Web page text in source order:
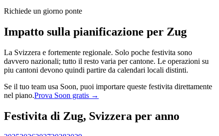
Richiede un giorno ponte
Impatto sulla pianificazione per Zug
La Svizzera e fortemente regionale. Solo poche festivita sono
davvero nazionali; tutto il resto varia per cantone. Le operazioni su
piu cantoni devono quindi partire da calendari locali distinti.
Se il tuo team usa Soon, puoi importare queste festivita direttamente
nel piano.Prova Soon gratis →
Festivita di Zug, Svizzera per anno